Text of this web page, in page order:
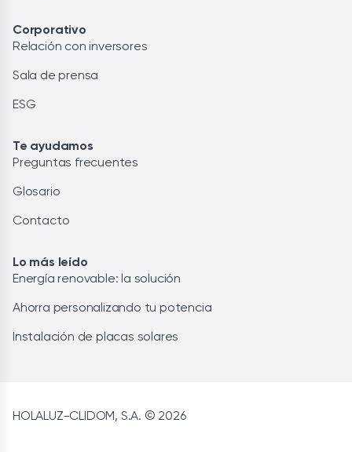
Corporativo
Relación con inversores
Sala de prensa
ESG
Te ayudamos
Preguntas frecuentes
Glosario
Contacto
Lo más leído
Energía renovable: la solución
Ahorra personalizando tu potencia
Instalación de placas solares
HOLALUZ-CLIDOM, S.A. © 2026